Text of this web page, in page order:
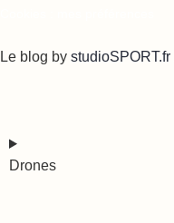
Le blog by studioSPORT.fr
Drones